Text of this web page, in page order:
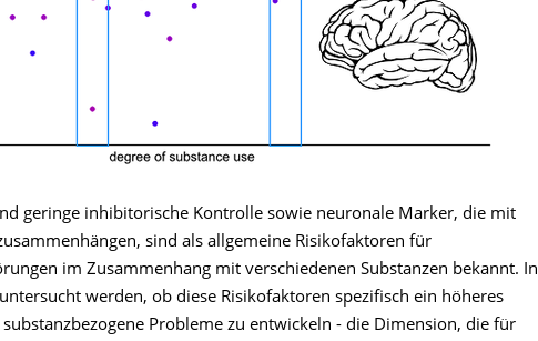
geringe inhibitorische Kontrolle sowie neuronale Marker, die mit
sind als allgemeine Risikofaktoren für
im Zusammenhang mit verschiedenen Substanzen bekannt. In
werden, ob diese Risikofaktoren spezifisch ein höheres
substanzbezogene Probleme zu entwickeln - die Dimension, die für